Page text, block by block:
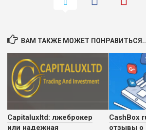
ВАМ ТАКЖЕ МОЖЕТ
Capitaluxltd: лжеброкер
или надежная
CashBox
отзывы о